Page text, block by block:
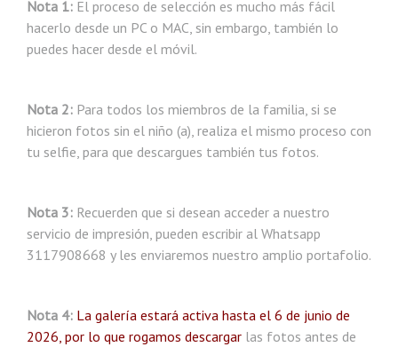
Nota 1: El proceso de selección es mucho más fácil
hacerlo desde un PC o MAC, sin embargo, también lo
puedes hacer desde el móvil.
Nota 2: Para todos los miembros de la familia, si se
hicieron fotos sin el niño (a), realiza el mismo proceso con
tu selfie, para que descargues también tus fotos.
Nota 3: Recuerden que si desean acceder a nuestro
servicio de impresión, pueden escribir al Whatsapp
3117908668 y les enviaremos nuestro amplio portafolio.
Nota 4: La galería estará activa hasta el 6 de junio de
2026, por lo que rogamos descargar las fotos antes de